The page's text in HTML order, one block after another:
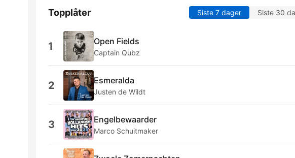
Topplåter Siste 7 dager Siste 30
1 Open Fields
Captain Qubz
2 Esmeralda
Justen de Wildt
3 Engelbewaarder
Marco Schuitmaker